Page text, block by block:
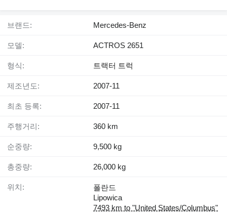
브랜드: Mercedes-Benz
모델: ACTROS 2651
형식: 트랙터 트럭
제조년도: 2007-11
최초 등록: 2007-11
주행거리: 360 km
순중량: 9,500 kg
총중량: 26,000 kg
위치:
폴란드
Lipowica
7493 km to "United States/Columbus"